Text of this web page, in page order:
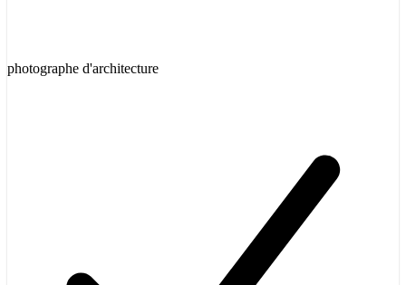
photographe d'architecture